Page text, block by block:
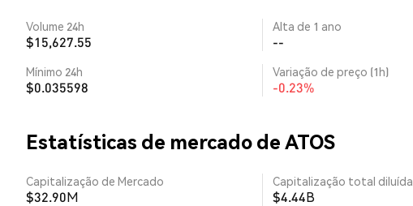
Volume 24h
$15,627.55
Alta de 1 ano
--
Mínimo 24h
$0.035598
Variação de preço (1h)
-0.23%
Estatísticas de mercado de ATOS
Capitalização de Mercado
$32.90M
Capitalização total diluída
$4.44B